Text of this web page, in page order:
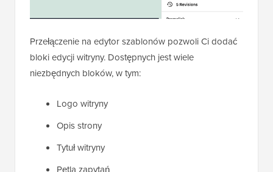
Przełączenie na edytor szablonów pozwoli Ci dodać
bloki edycji witryny. Dostępnych jest wiele
niezbędnych bloków, w tym:
Logo witryny
Opis strony
Tytuł witryny